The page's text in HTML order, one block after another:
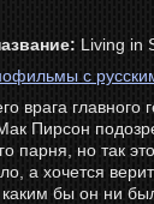
Living in
с
врага главного
Пирсон
парня, но так
а хочется
каким бы он ни